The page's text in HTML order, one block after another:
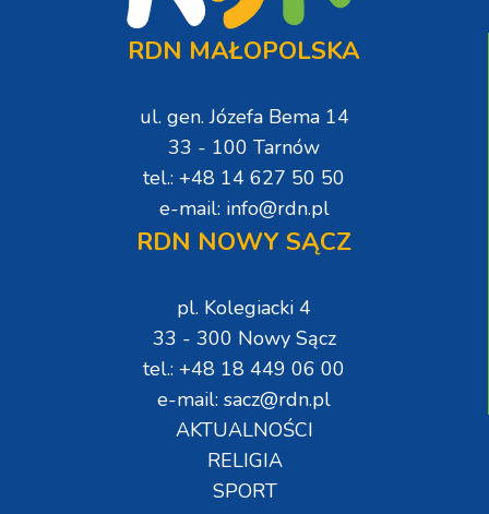
RDN MAŁOPOLSKA
ul. gen. Józefa Bema 14
33 - 100 Tarnów
tel.: +48 14 627 50 50
e-mail: info@rdn.pl
RDN NOWY SĄCZ
pl. Kolegiacki 4
33 - 300 Nowy Sącz
tel.: +48 18 449 06 00
e-mail: sacz@rdn.pl
AKTUALNOŚCI
RELIGIA
SPORT